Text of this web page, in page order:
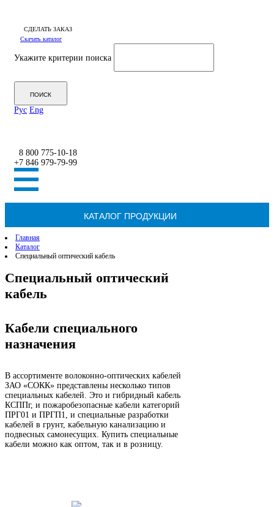
СДЕЛАТЬ ЗАКАЗ
Скачать каталог
Укажите критерии поиска
Рус Eng
8 800 775-10-18
+7 846 979-79-99
КАТАЛОГ ПРОДУКЦИИ
Главная
Каталог
Специальный оптический кабель
Специальный оптический
кабель
Кабели специального
назначения
В ассортименте волоконно-оптических кабелей
ЗАО «СОКК» представлены несколько типов
специальных кабелей. Это и гибридный кабель
КСППг, и пожаробезопасные кабели категорий
ПРГ01 и ПРГП1, и специальные разработки
кабелей в грунт, кабельную канализацию и
подвесных самонесущих. Купить специальные
кабели можно как оптом, так и в розницу.